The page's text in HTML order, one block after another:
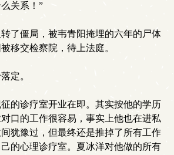
关系！”
了僵局，被韦青阳掩埋的六年的尸体
移交检察院，待上法庭。
定。
的诊疗室开业在即。其实按他的学历
口的工作很容易，事实上他也在进私
犹豫过，但最终还是推掉了所有工作
的心理诊疗室。夏冰洋对他做的所有